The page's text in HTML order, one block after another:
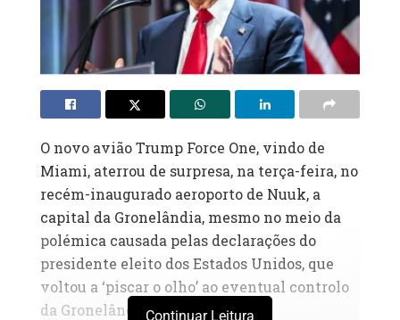
O novo avião Trump Force One, vindo de
Miami, aterrou de surpresa, na terça-feira, no
recém-inaugurado aeroporto de Nuuk, a
capital da Gronelândia, mesmo no meio da
polémica causada pelas declarações do
presidente eleito dos Estados Unidos, que
voltou a ‘piscar o olho’ ao eventual controlo
da Gronelândia.Continuar Leitura